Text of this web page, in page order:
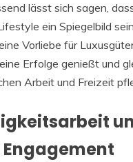
lässt sich sagen,
ein Spiegelbild
Vorliebe für
Erfolge genießt und
Arbeit und Freizeit